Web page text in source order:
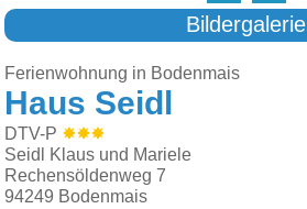
Bildergalerie
Ferienwohnung in Bodenmais
Haus Seidl
DTV-P
Seidl Klaus und Mariele
Rechensöldenweg 7
94249 Bodenmais